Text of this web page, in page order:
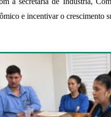
e incentivar o crescimento